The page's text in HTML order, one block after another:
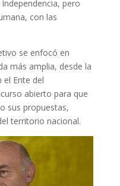
pero
con las
se enfocó en
más amplia, desde la
el Ente del
abierto para que
sus propuestas,
territorio nacional.